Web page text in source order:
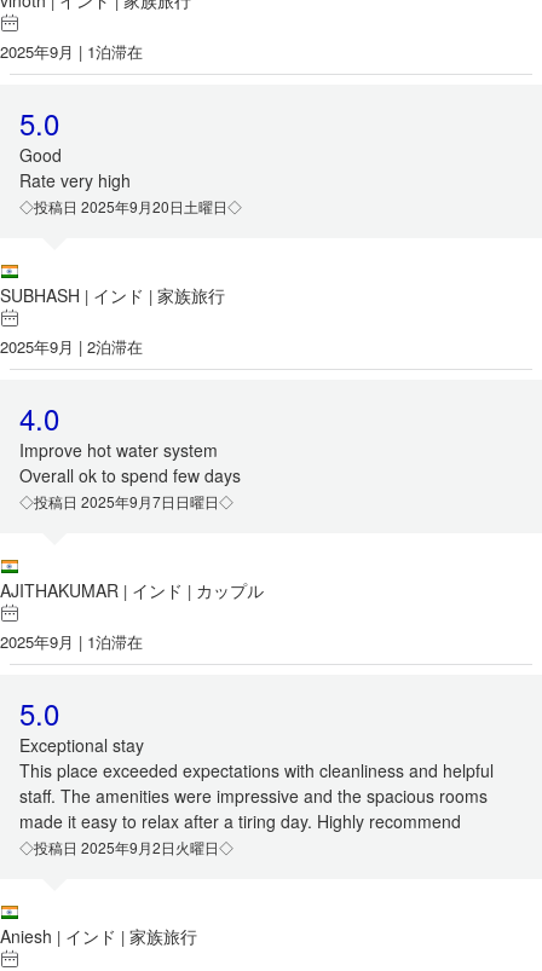
2025年9月 | 1泊滞在
5.0
Good
Rate very high
◇投稿日 2025年9月20日土曜日◇
SUBHASH | インド | 家族旅行
2025年9月 | 2泊滞在
4.0
Improve hot water system
Overall ok to spend few days
◇投稿日 2025年9月7日日曜日◇
AJITHAKUMAR | インド | カップル
2025年9月 | 1泊滞在
5.0
Exceptional stay
This place exceeded expectations with cleanliness and helpful
staff. The amenities were impressive and the spacious rooms
made it easy to relax after a tiring day. Highly recommend
◇投稿日 2025年9月2日火曜日◇
Aniesh | インド | 家族旅行